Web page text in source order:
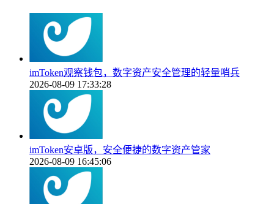
imToken观察钱包，数字资产安全管理的轻量哨兵
2026-08-09 17:33:28
imToken安卓版，安全便捷的数字资产管家
2026-08-09 16:45:06